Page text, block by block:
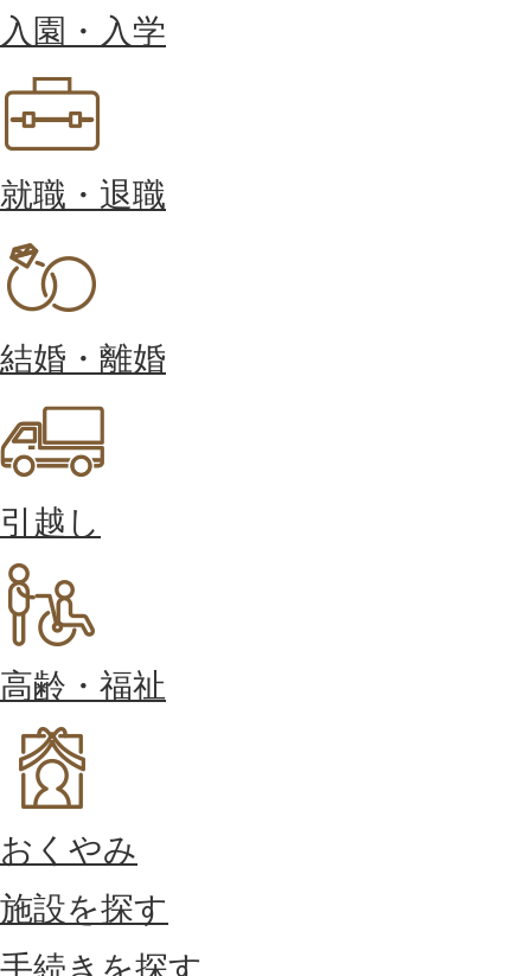
入園・入学
就職・退職
結婚・離婚
引越し
高齢・福祉
おくやみ
施設を探す
手続きを探す